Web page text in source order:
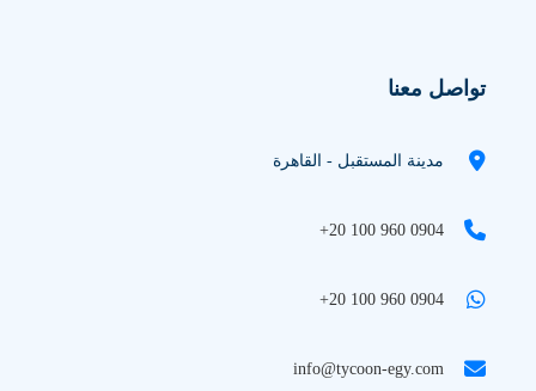
تواصل معنا
مدينة المستقبل - القاهرة
+20 100 960 0904
+20 100 960 0904
info@tycoon-egy.com